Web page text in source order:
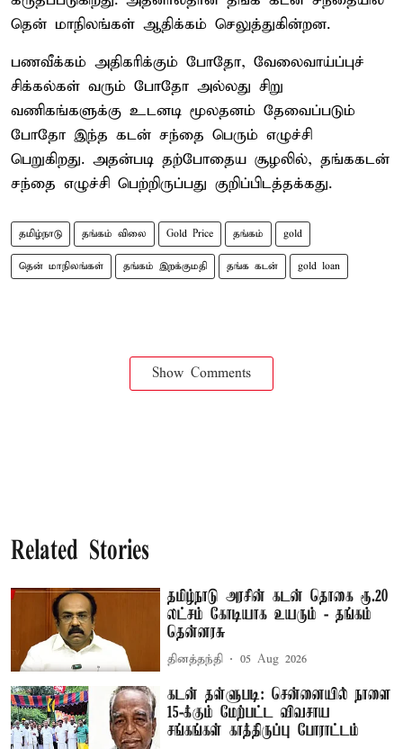
தென் மாநிலங்கள் ஆதிக்கம் செலுத்துகின்றன.
பணவீக்கம் அதிகரிக்கும் போதோ, வேலைவாய்ப்புச்
சிக்கல்கள் வரும் போதோ அல்லது சிறு
வணிகங்களுக்கு உடனடி மூலதனம் தேவைப்படும்
போதோ இந்த கடன் சந்தை பெரும் எழுச்சி
பெறுகிறது. அதன்படி தற்போதைய சூழலில், தங்ககடன்
சந்தை எழுச்சி பெற்றிருப்பது குறிப்பிடத்தக்கது.
தமிழ்நாடு தங்கம் விலை Gold Price தங்கம் gold
தென் மாநிலங்கள் தங்கம் இறக்குமதி தங்க கடன் gold loan
Show Comments
Related Stories
தமிழ்நாடு அரசின் கடன் தொகை ரூ.20
லட்சம் கோடியாக உயரும் - தங்கம்
தென்னரசு
தினத்தந்தி 05 Aug 2026
கடன் தள்ளுபடி: சென்னையில் நாளை
15-க்கும் மேற்பட்ட விவசாய
சங்கங்கள் காத்திருப்பு போராட்டம்